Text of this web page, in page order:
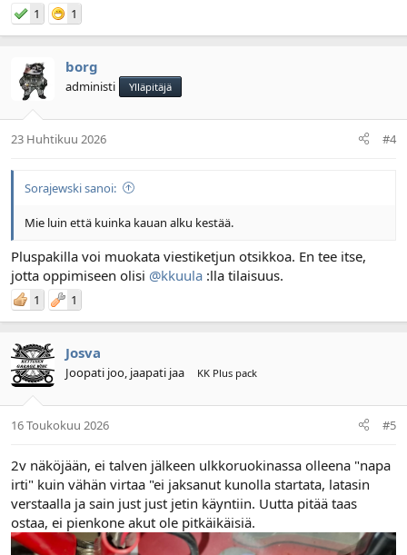
1 1
borg
administi Ylläpitäjä
23 Huhtikuu 2026 #4
Sorajewski sanoi:
Mie luin että kuinka kauan alku kestää.
Pluspakilla voi muokata viestiketjun otsikkoa. En tee itse,
jotta oppimiseen olisi @kkuula :lla tilaisuus.
1 1
Josva
Joopati joo, jaapati jaa KK Plus pack
16 Toukokuu 2026 #5
2v näköjään, ei talven jälkeen ulkkoruokinassa olleena "napa
irti" kuin vähän virtaa "ei jaksanut kunolla startata, latasin
verstaalla ja sain just just jetin käyntiin. Uutta pitää taas
ostaa, ei pienkone akut ole pitkäikäisiä.